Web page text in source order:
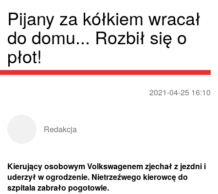
Pijany za kółkiem wracał
do domu... Rozbił się o
płot!
2021-04-25 16:10
Redakcja
Kierujący osobowym Volkswagenem zjechał z jezdni i
uderzył w ogrodzenie. Nietrzeźwego kierowcę do
szpitala zabrało pogotowie.